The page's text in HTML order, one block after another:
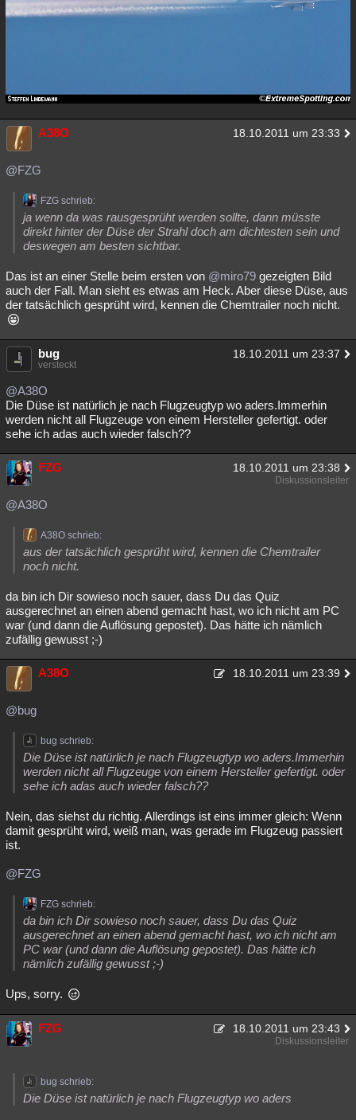
A38O 18.10.2011 um 23:33
@FZG
FZG schrieb:
ja wenn da was rausgesprüht werden sollte, dann müsste
direkt hinter der Düse der Strahl doch am dichtesten sein und
deswegen am besten sichtbar.
Das ist an einer Stelle beim ersten von @miro79 gezeigten Bild
auch der Fall. Man sieht es etwas am Heck. Aber diese Düse, aus
der tatsächlich gesprüht wird, kennen die Chemtrailer noch nicht.
bug 18.10.2011 um 23:37
versteckt
@A38O
Die Düse ist natürlich je nach Flugzeugtyp wo aders.Immerhin
werden nicht all Flugzeuge von einem Hersteller gefertigt. oder
sehe ich adas auch wieder falsch??
FZG 18.10.2011 um 23:38
Diskussionsleiter
@A38O
A38O schrieb:
aus der tatsächlich gesprüht wird, kennen die Chemtrailer
noch nicht.
da bin ich Dir sowieso noch sauer, dass Du das Quiz
ausgerechnet an einen abend gemacht hast, wo ich nicht am PC
war (und dann die Auflösung gepostet). Das hätte ich nämlich
zufällig gewusst ;-)
A38O 18.10.2011 um 23:39
@bug
bug schrieb:
Die Düse ist natürlich je nach Flugzeugtyp wo aders.Immerhin
werden nicht all Flugzeuge von einem Hersteller gefertigt. oder
sehe ich adas auch wieder falsch??
Nein, das siehst du richtig. Allerdings ist eins immer gleich: Wenn
damit gesprüht wird, weiß man, was gerade im Flugzeug passiert
ist.
@FZG
FZG schrieb:
da bin ich Dir sowieso noch sauer, dass Du das Quiz
ausgerechnet an einen abend gemacht hast, wo ich nicht am
PC war (und dann die Auflösung gepostet). Das hätte ich
nämlich zufällig gewusst ;-)
Ups, sorry.
FZG 18.10.2011 um 23:43
Diskussionsleiter
bug schrieb:
Die Düse ist natürlich je nach Flugzeugtyp wo aders